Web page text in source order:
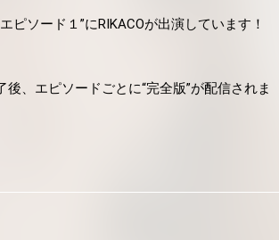
ソード１”にRIKACOが出演しています！
、エピソードごとに“完全版”が配信されま